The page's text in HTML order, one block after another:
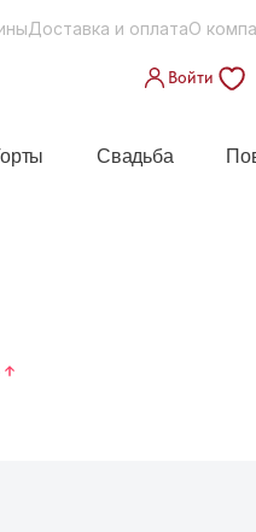
Доставка и оплатаО
Войти
Свадьба